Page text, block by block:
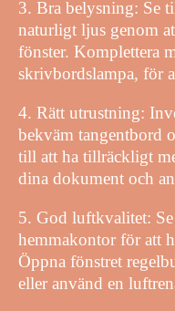
3. Bra belysning: Se
naturligt ljus genom
fönster. Komplettera
skrivbordslampa, för
4. Rätt utrustning:
bekväm tangentbord
till att ha tillräckligt
dina dokument och
5. God luftkvalitet:
hemmakontor för att
Öppna fönstret
eller använd en